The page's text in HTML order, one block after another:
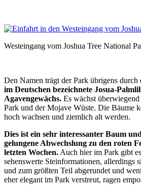
Westeingang vom Joshua Tree National
Den Namen trägt der Park übrigens durch
im Deutschen bezeichnete Josua-
Agavengewächs. Es wächst
Park und der Mojave Wüste. Die Bäume
hoch wachsen und ziemlich alt werden.
Dies ist ein sehr interessanter Baum
gelungene Abwechslung zu den roten
letzten Wochen.Auch hier im Park gibt
sehenswerte Steinformationen, allerdings
und zum größten Teil abgerundet und
eher elegant im Park verstreut, ragen